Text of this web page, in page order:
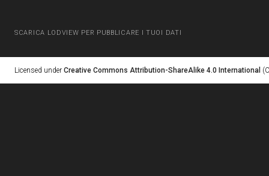
SCARICA LODVIEW PER PUBBLICARE I TUOI DATI
Licensed under Creative Commons Attribution-ShareAlike 4.0 International